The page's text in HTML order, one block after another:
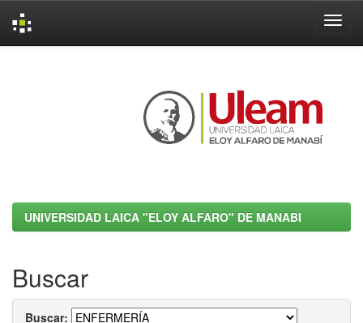
UNIVERSIDAD LAICA "ELOY ALFARO" DE MANABI
Buscar
Buscar: